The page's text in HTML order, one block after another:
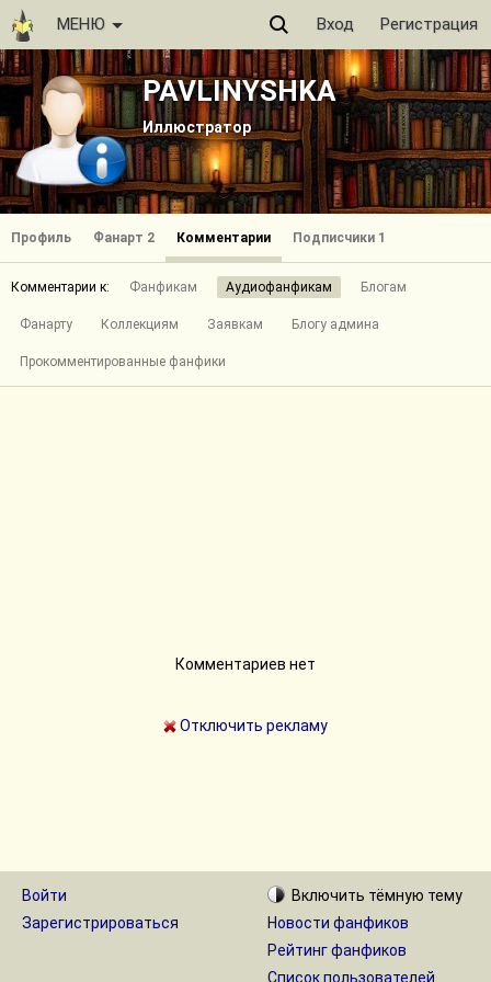
МЕНЮ Вход Регистрация
PAVLINYSHKA
Иллюстратор
Профиль Фанарт 2 Комментарии Подписчики 1
Комментарии к: Фанфикам Аудиофанфикам Блогам
Фанарту Коллекциям Заявкам Блогу админа
Прокомментированные фанфики
Комментариев нет
Отключить рекламу
Войти
Зарегистрироваться
Включить тёмную тему
Новости фанфиков
Рейтинг фанфиков
Список пользователей